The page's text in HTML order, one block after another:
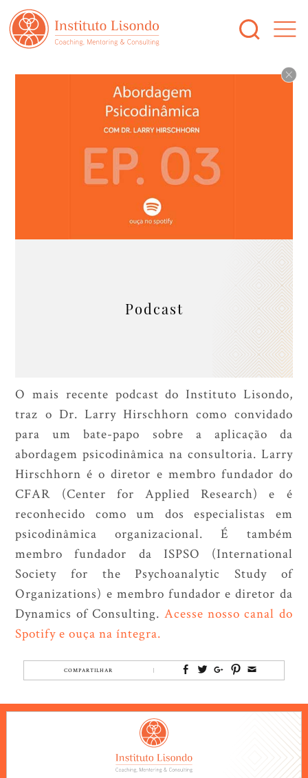
Podcast
O mais recente podcast do Instituto Lisondo,
traz o Dr. Larry Hirschhorn como convidado
para um bate-papo sobre a aplicação da
abordagem psicodinâmica na consultoria. Larry
Hirschhorn é o diretor e membro fundador do
CFAR (Center for Applied Research) e é
reconhecido como um dos especialistas em
psicodinâmica organizacional. É também
membro fundador da ISPSO (International
Society for the Psychoanalytic Study of
Organizations) e membro fundador e diretor da
Dynamics of Consulting. Acesse nosso canal do
Spotify e ouça na íntegra.
COMPARTILHAR